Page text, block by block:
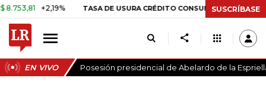
+2,19% TASA DE USURA CRÉDITO CONSUMO 29,66% +0,87%
SUSCRÍBASE
EN VIVO Posesión presidencial de Abelardo de la